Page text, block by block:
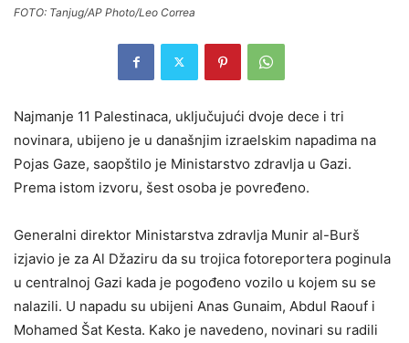
FOTO: Tanjug/AP Photo/Leo Correa
Najmanje 11 Palestinaca, uključujući dvoje dece i tri
novinara, ubijeno je u današnjim izraelskim napadima na
Pojas Gaze, saopštilo je Ministarstvo zdravlja u Gazi.
Prema istom izvoru, šest osoba je povređeno.
Generalni direktor Ministarstva zdravlja Munir al-Burš
izjavio je za Al Džaziru da su trojica fotoreportera poginula
u centralnoj Gazi kada je pogođeno vozilo u kojem su se
nalazili. U napadu su ubijeni Anas Gunaim, Abdul Raouf i
Mohamed Šat Kesta. Kako je navedeno, novinari su radili